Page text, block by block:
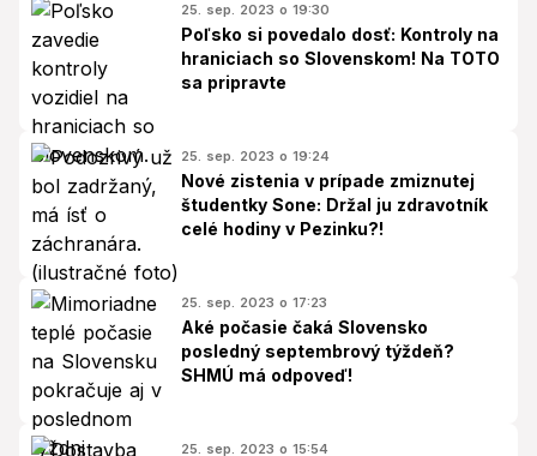
25. sep. 2023 o 19:30
Poľsko si povedalo dosť: Kontroly na
hraniciach so Slovenskom! Na TOTO
sa pripravte
25. sep. 2023 o 19:24
Nové zistenia v prípade zmiznutej
študentky Sone: Držal ju zdravotník
celé hodiny v Pezinku?!
25. sep. 2023 o 17:23
Aké počasie čaká Slovensko
posledný septembrový týždeň?
SHMÚ má odpoveď!
25. sep. 2023 o 15:54